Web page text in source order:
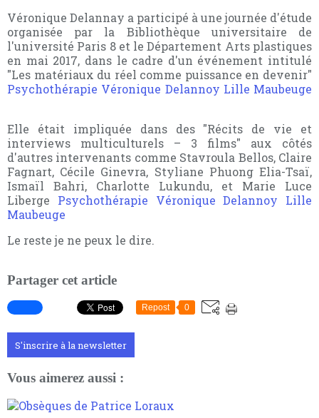
Véronique Delannay a participé à une journée d'étude
organisée par la Bibliothèque universitaire de
l'université Paris 8 et le Département Arts plastiques
en mai 2017, dans le cadre d'un événement intitulé
"Les matériaux du réel comme puissance en devenir"
Psychothérapie Véronique Delannoy Lille Maubeuge
Elle était impliquée dans des "Récits de vie et
interviews multiculturels – 3 films" aux côtés
d'autres intervenants comme Stavroula Bellos, Claire
Fagnart, Cécile Ginevra, Styliane Phuong Elia-Tsaï,
Ismaïl Bahri, Charlotte Lukundu, et Marie Luce
Liberge Psychothérapie Véronique Delannoy Lille
Maubeuge
Le reste je ne peux le dire.
Partager cet article
Repost 0
S'inscrire à la newsletter
Vous aimerez aussi :